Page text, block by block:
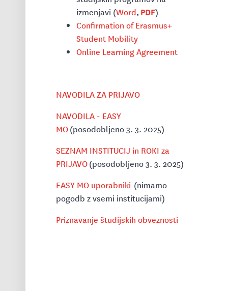
izmenjavi (Word, PDF)
Confirmation of Erasmus+
Student Mobility
Online Learning Agreement
NAVODILA ZA PRIJAVO
NAVODILA - EASY
MO(posodobljeno 3. 3. 2025)
SEZNAM INSTITUCIJ in ROKI za
PRIJAVO(posodobljeno 3. 3. 2025)
EASY MO uporabniki (nimamo
pogodb z vsemi institucijami)
Priznavanje študijskih obveznosti